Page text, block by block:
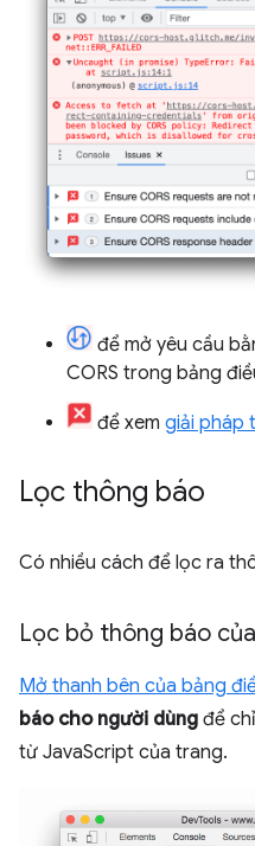
để mở yêu cầu
CORS trong bảng
để xem giải pháp
Lọc thông báo
Có nhiều cách để lọc ra
Lọc bỏ thông báo
Mở thanh bên của bảng
báo cho người dùng để
từ JavaScript của trang.